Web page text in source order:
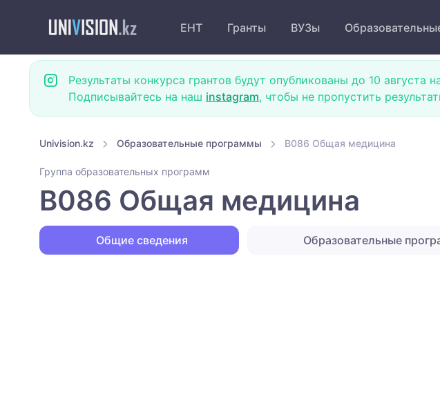
ЕНТ Гранты ВУЗы
Результаты конкурса грантов будут опубликованы до 10 августа
Подписывайтесь на наш instagram, чтобы не пропустить
Univision.kz Образовательные программы B086 Общая медицина
Группа образовательных программ
B086 Общая медицина
Общие сведения Образовательные